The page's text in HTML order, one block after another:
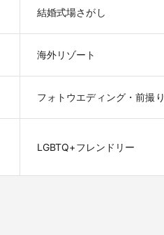
結婚式場さがし
海外リゾート
フォトウエディング・前撮り
LGBTQ+フレンドリー